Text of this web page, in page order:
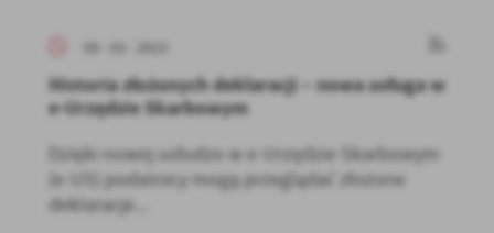
09 - 03 - 2023
Historia złożonych deklaracji – nowa usługa w
e-Urzędzie Skarbowym
Dzięki nowej usłudze w e-Urzędzie Skarbowym
(e-US) podatnicy mogą przeglądać złożone
deklaracje...